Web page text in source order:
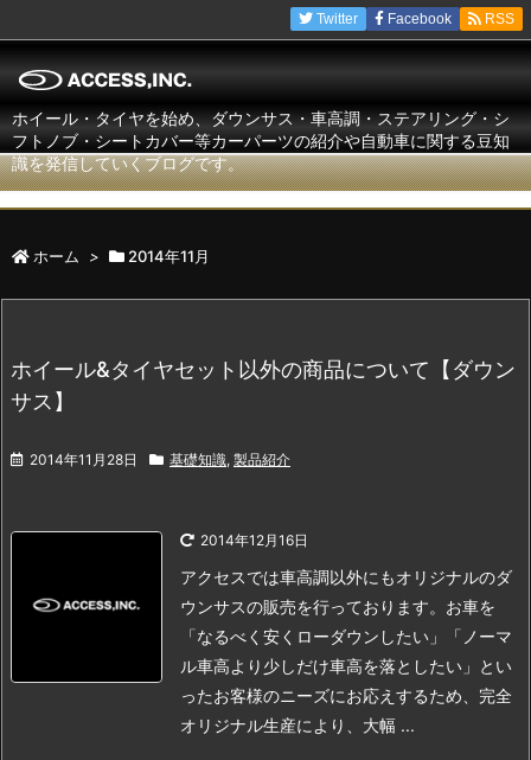
Twitter Facebook RSS
ホイール・タイヤを始め、ダウンサス・車高調・ステアリング・シ
フトノブ・シートカバー等カーパーツの紹介や自動車に関する豆知
識を発信していくブログです。
ホーム > 2014年11月
ホイール&タイヤセット以外の商品について【ダウン
サス】
2014年11月28日 基礎知識, 製品紹介
2014年12月16日
アクセスでは車高調以外にもオリジナルのダ
ウンサスの販売を行っております。 お車を
「なるべく安くローダウンしたい」「ノーマ
ル車高より少しだけ車高を落としたい」とい
ったお客様のニーズにお応えするため、完全
オリジナル生産により、大幅 ...